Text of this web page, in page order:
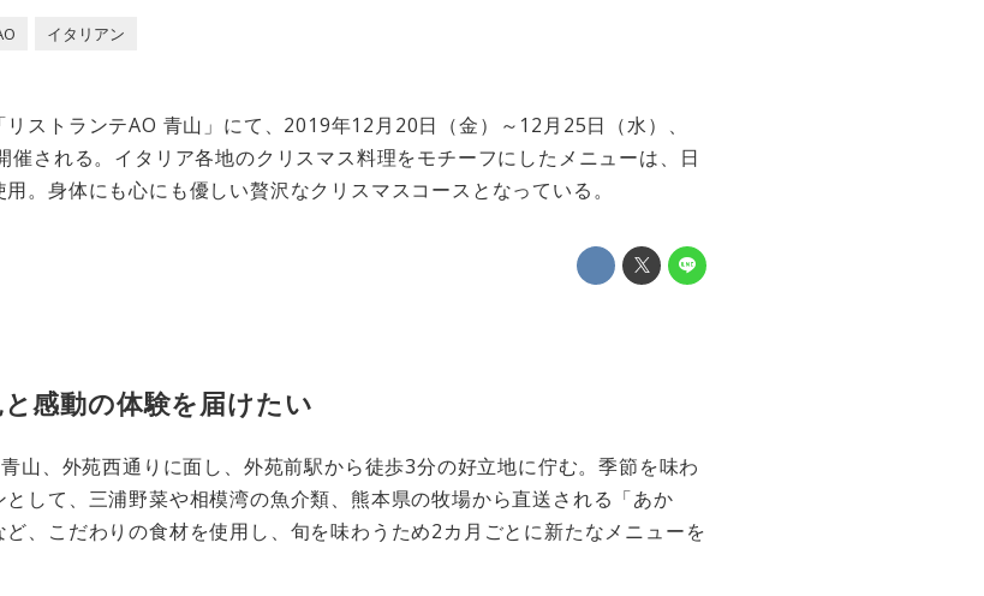
イタリアン
ストランテAO 青山」にて、2019年12月20日（金）～12月25日（水）、
催される。イタリア各地のクリスマス料理をモチーフにしたメニューは、日
。身体にも心にも優しい贅沢なクリスマスコースとなっている。
感動の体験を届けたい
山、外苑西通りに面し、外苑前駅から徒歩3分の好立地に佇む。季節を味わ
して、三浦野菜や相模湾の魚介類、熊本県の牧場から直送される「あか
、こだわりの食材を使用し、旬を味わうため2カ月ごとに新たなメニューを